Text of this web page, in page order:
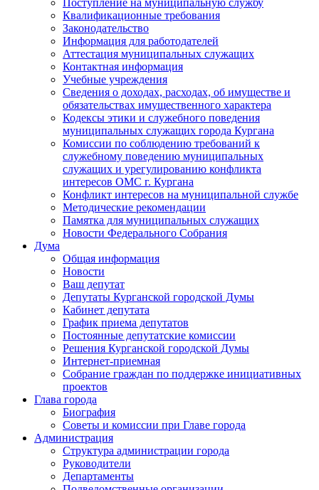
Поступление на муниципальную службу
Квалификационные требования
Законодательство
Информация для работодателей
Аттестация муниципальных служащих
Контактная информация
Учебные учреждения
Сведения о доходах, расходах, об имуществе и
обязательствах имущественного характера
Кодексы этики и служебного поведения
муниципальных служащих города Кургана
Комиссии по соблюдению требований к
служебному поведению муниципальных
служащих и урегулированию конфликта
интересов ОМС г. Кургана
Конфликт интересов на муниципальной службе
Методические рекомендации
Памятка для муниципальных служащих
Новости Федерального Cобрания
Дума
Общая информация
Новости
Ваш депутат
Депутаты Курганской городской Думы
Кабинет депутата
График приема депутатов
Постоянные депутатские комиссии
Решения Курганской городской Думы
Интернет-приемная
Собрание граждан по поддержке инициативных
проектов
Глава города
Биография
Советы и комиссии при Главе города
Администрация
Структура администрации города
Руководители
Департаменты